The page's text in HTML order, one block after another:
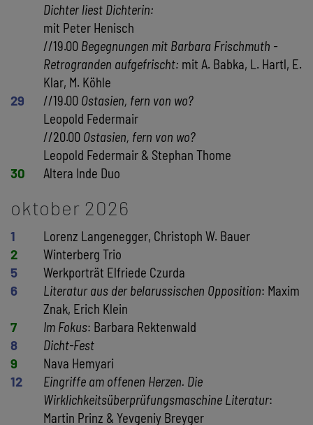
Dichter liest Dichterin:
mit Peter Henisch
//19.00 Begegnungen mit Barbara Frischmuth -
Retrogranden aufgefrischt: mit A. Babka, L. Hartl, E.
Klar, M. Köhle
29
//19.00 Ostasien, fern von wo?
Leopold Federmair
//20.00 Ostasien, fern von wo?
Leopold Federmair & Stephan Thome
30
Altera Inde Duo
oktober 2026
1
Lorenz Langenegger, Christoph W. Bauer
2
Winterberg Trio
5
Werkporträt Elfriede Czurda
6
Literatur aus der belarussischen Opposition: Maxim
Znak, Erich Klein
7
Im Fokus: Barbara Rektenwald
8
Dicht-Fest
9
Nava Hemyari
12
Eingriffe am offenen Herzen. Die
Wirklichkeitsüberprüfungsmaschine Literatur:
Martin Prinz & Yevgeniy Breyger